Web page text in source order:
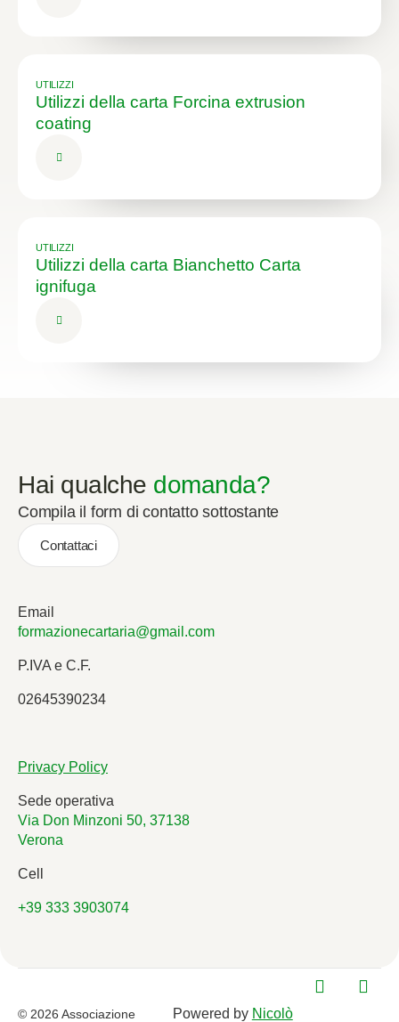
UTILIZZI
Utilizzi della carta Forcina extrusion
coating
UTILIZZI
Utilizzi della carta Bianchetto Carta
ignifuga
Hai qualche domanda?
Compila il form di contatto sottostante
Contattaci
Email
formazionecartaria@gmail.com
P.IVA e C.F.
02645390234
Privacy Policy
Sede operativa
Via Don Minzoni 50, 37138
Verona
Cell
+39 333 3903074
© 2026 Associazione Powered by Nicolò